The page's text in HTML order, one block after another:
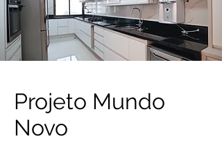
Projeto Mundo
Novo